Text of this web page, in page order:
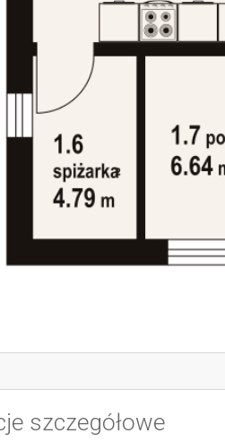
szczegółowe